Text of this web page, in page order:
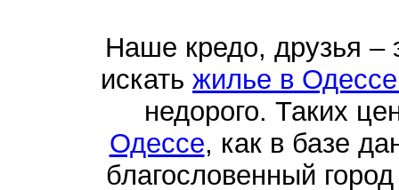
Наше кредо, друзья –
искать жилье в
недорого. Таких
Одессе, как в базе
благословенный